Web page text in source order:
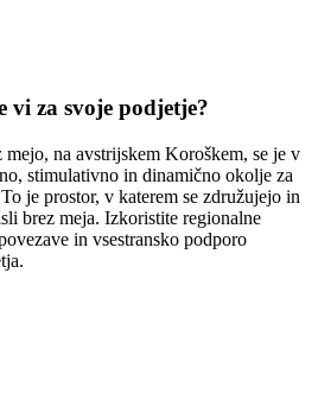
vi za svoje podjetje?
na avstrijskem Koroškem, se je v
stimulativno in dinamično okolje za
je prostor, v katerem se združujejo in
brez meja. Izkoristite regionalne
in vsestransko podporo